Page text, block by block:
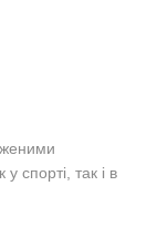
спорті, так і в